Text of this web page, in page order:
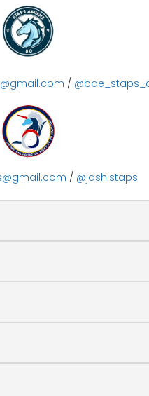
/
/ @jash.staps